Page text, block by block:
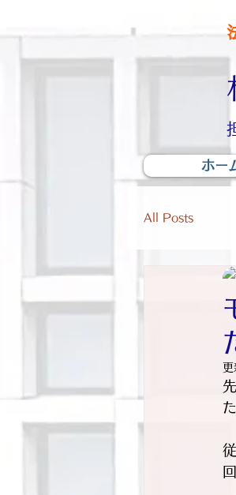
ホー
All Posts
更
た